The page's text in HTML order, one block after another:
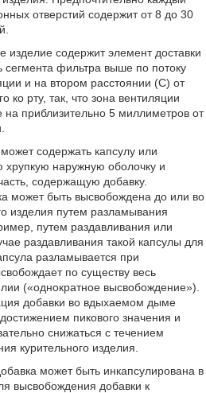
отверстий содержит от 8 до 30
изделие содержит элемент доставки
сегмента фильтра выше по потоку
и на втором расстоянии (C) от
ко рту, так, что зона вентиляции
приблизительно 5 миллиметров от
содержать капсулу или
наружную оболочку и
содержащую добавку.
может быть высвобождена до или во
изделия путем разламывания
путем раздавливания или
раздавливания такой капсулы для
разламывается при
по существу весь
(«однократное высвобождение»).
добавки во вдыхаемом дыме
пикового значения и
снижаться с течением
курительного изделия.
может быть инкапсулирована в
высвобождения добавки к